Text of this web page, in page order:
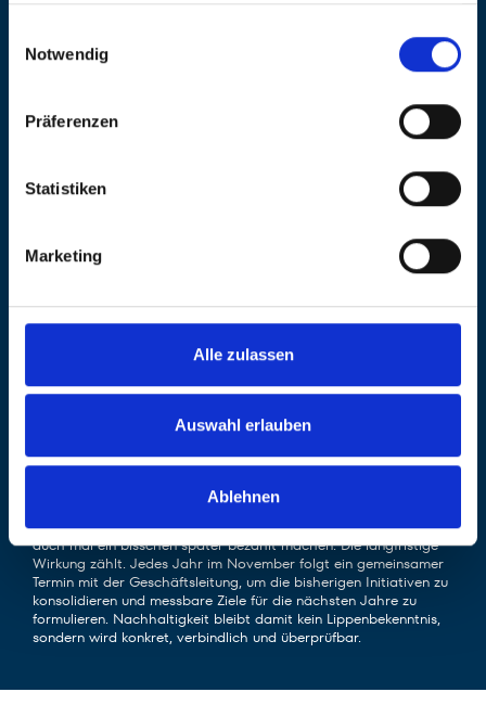
Notwendig
Präferenzen
Statistiken
Marketing
Alle zulassen
Auswahl erlauben
Ablehnen
Ob im Einkauf, in der Technik oder der Finanzplanung: Jeder
eigene Strategie einzubetten. Eine separate
braucht es auch nicht. Genau wie bei der Digitalisierung ist
nachhaltiges Handeln ein selbstverständlicher Teil unseres
unternehmerischen Denkens.
Konkrete Ziele entstehen direkt aus der Praxis – etwa im Rahmen
der Investitionsplanung. Bevor wir investieren, prüfen wir neben
der betriebswirtschaftlichen Relevanz auch den ökologischen
Nutzen. Wenn der besonders groß ist, darf sich eine Investition
auch mal ein bisschen später bezahlt machen. Die langfristige
Wirkung zählt. Jedes Jahr im November folgt ein gemeinsamer
Termin mit der Geschäftsleitung, um die bisherigen Initiativen zu
konsolidieren und messbare Ziele für die nächsten Jahre zu
formulieren. Nachhaltigkeit bleibt damit kein Lippenbekenntnis,
sondern wird konkret, verbindlich und überprüfbar.